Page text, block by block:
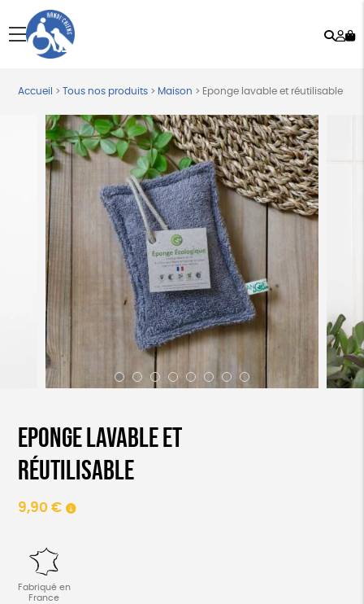
menu
Accueil > Tous nos produits> Maison > Eponge lavable et réutilisable
Eponge lavable et
réutilisable
9,90 €
Fabriqué en
France